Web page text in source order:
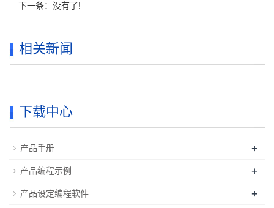
下一条：没有了!
相关新闻
下载中心
产品手册 +
产品编程示例 +
产品设定编程软件 +